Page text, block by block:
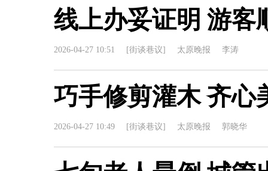
线上办妥证明 游客
2026-04-27 10:51 [街谈巷议] 太原晚报 李涛
巧手修剪灌木 齐心
2026-04-27 10:49 [街谈巷议] 太原晚报 郭晓华